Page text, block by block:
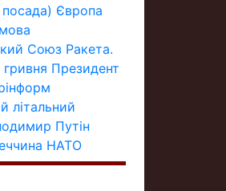
Європа
Союз Ракета.
гривня Президент
літальний
Путін
НАТО